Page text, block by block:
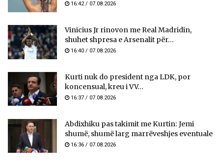
16:42 / 07.08.2026
Vinicius Jr rinovon me Real Madridin,
shuhet shpresa e Arsenalit për...
16:40 / 07.08.2026
Kurti nuk do president nga LDK, por
koncensual, kreu i VV...
16:37 / 07.08.2026
Abdixhiku pas takimit me Kurtin: Jemi
shumë, shumë larg marrëveshjes eventuale
16:36 / 07.08.2026